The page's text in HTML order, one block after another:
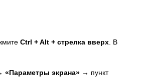
Ctrl + Alt + стрелка вверх . В
«Параметры экрана» → пункт